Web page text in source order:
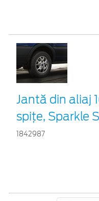
Jantă din aliaj
spiţe, Sparkle
1842987